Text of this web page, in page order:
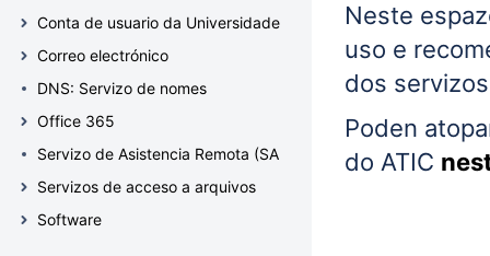
búsqueda
rápida
Conta de usuario da Universidade de Vigo
Correo electrónico
DNS: Servizo de nomes
Office 365
Servizo de Asistencia Remota (SAR)
Servizos de acceso a arquivos
Software
Neste
uso e
dos
Poden
do ATIC